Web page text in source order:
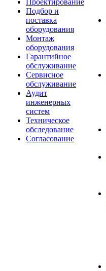
Проектирование
Подбор и
поставка
оборудования
Монтаж
оборудования
Гарантийное
обслуживание
Сервисное
обслуживание
Аудит
инженерных
систем
Техническое
обследование
Согласование